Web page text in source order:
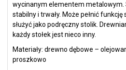
wycinanym elementem metalowym.
stabilny i trwały. Może pełnić
służyć jako podręczny stolik.
każdy stołek jest nieco inny.
Materiały: drewno dębowe –
proszkowo